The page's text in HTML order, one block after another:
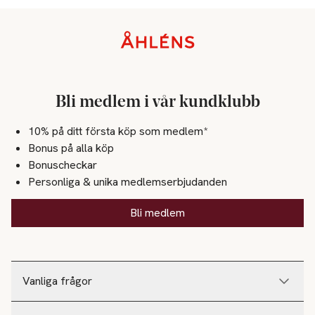
Vanliga frågor
Bli medlem i vår kundklubb
10% på ditt första köp som medlem*
Bonus på alla köp
Bonuscheckar
Personliga & unika medlemserbjudanden
Bli medlem